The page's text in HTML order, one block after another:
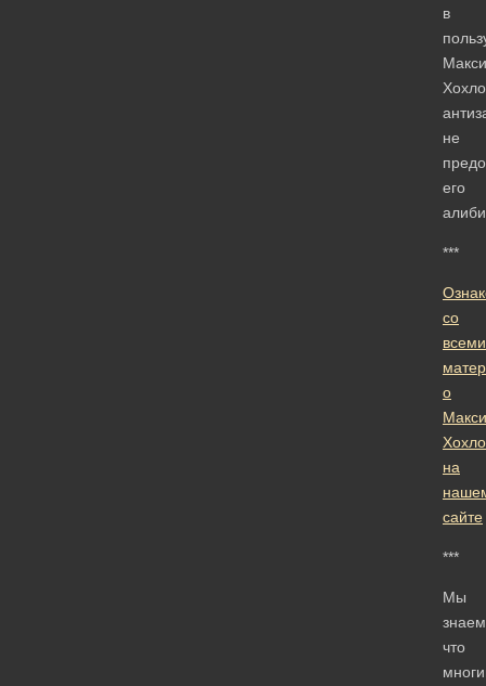
в
не
его
***
со
всеми
о
на
сайте
***
Мы
что